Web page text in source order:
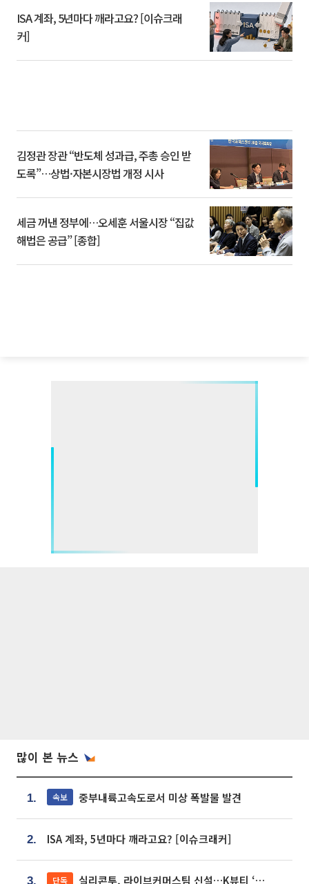
ISA 계좌, 5년마다 깨라고요? [이슈크래
커]
김정관 장관 “반도체 성과급, 주총 승인 받
도록”…상법·자본시장법 개정 시사
세금 꺼낸 정부에…오세훈 서울시장 “집값
해법은 공급” [종합]
많이 본 뉴스
1. 속보 중부내륙고속도로서 미상 폭발물 발견
2. ISA 계좌, 5년마다 깨라고요? [이슈크래커]
3. 단독 실리콘투, 라이브커머스팀 신설…K뷰티 ‘글로벌 판매망’ 확대[K뷰티 라방戰]